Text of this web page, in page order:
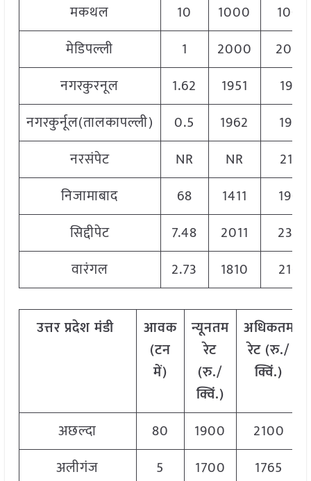
मकथल
10 1000
1000
मेडिपल्ली
1 2000
2000
नगरकुरनूल
1.62 1951
1951
नगरकुर्नूल(तालकापल्ली)
0.5 1962
1962
नरसंपेट
NR NR
2117
निजामाबाद
68 1411
1908
सिद्दीपेट
7.48 2011
2363
वारंगल
2.73 1810 2160
उत्तरप्रदेश मंडी
आवक
(टन
में)
न्यूनतम
रेट
(रु./
क्विं.)
अधिकतम
रेट (रु./
क्विं.)
अछल्दा 80 1900 2100
अलीगंज
5 1700 1765